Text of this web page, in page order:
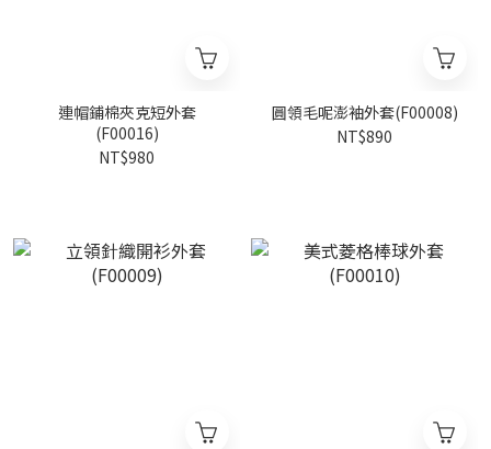
連帽鋪棉夾克短外套
(F00016)
NT$980
圓領毛呢澎袖外套(F00008)
NT$890